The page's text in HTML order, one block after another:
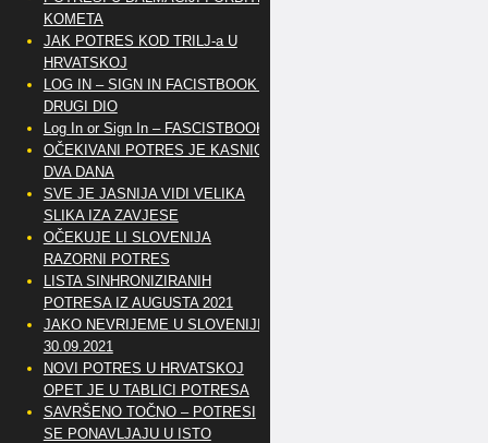
KOMETA
JAK POTRES KOD TRILJ-a U
HRVATSKOJ
LOG IN – SIGN IN FACISTBOOK –
DRUGI DIO
Log In or Sign In – FASCISTBOOK
OČEKIVANI POTRES JE KASNIO
DVA DANA
SVE JE JASNIJA VIDI VELIKA
SLIKA IZA ZAVJESE
OČEKUJE LI SLOVENIJA
RAZORNI POTRES
LISTA SINHRONIZIRANIH
POTRESA IZ AUGUSTA 2021
JAKO NEVRIJEME U SLOVENIJI
30.09.2021
NOVI POTRES U HRVATSKOJ
OPET JE U TABLICI POTRESA
SAVRŠENO TOČNO – POTRESI
SE PONAVLJAJU U ISTO